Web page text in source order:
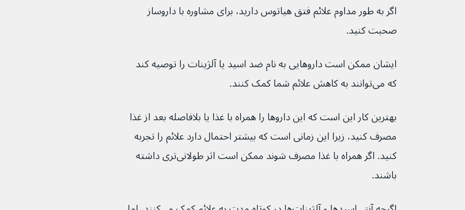
اگر به طور مداوم علائم فتق هیاتوس دارید، برای مشاوره با داروساز
صحبت کنید.
ایشان ممکن است داروهایی به نام ضد اسید یا آلژینات را توصیه کند
که می‌توانند به کاهش علائم شما کمک کنند.
بهترین کار این است که این داروها را همراه با غذا یا بلافاصله بعد از غذا
مصرف کنید، زیرا این زمانی است که بیشتر احتمال دارد علائم را تجربه
کنید. اگر همراه با غذا مصرف شوند ممکن است اثر طولانی‌تری داشته
باشند.